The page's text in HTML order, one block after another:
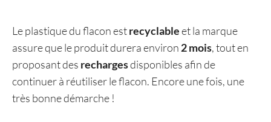
Le plastique du flacon estrecyclableet la marque
assure que le produit durera environ 2 mois, tout en
proposant des rechargesdisponibles afin de
continuer à réutiliser le flacon. Encore une fois, une
très bonne démarche !